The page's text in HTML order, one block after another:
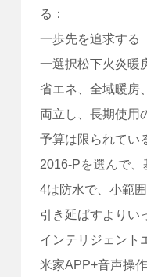
る：
一歩先を追求する
一選択松下火炎暖
省エネ、全域暖房
両立し、長期使用
予算は限られてい
2016-Pを選んで
4は防水で、小範
引き延ばすよりい
インテリジェント
米家APP+音声操